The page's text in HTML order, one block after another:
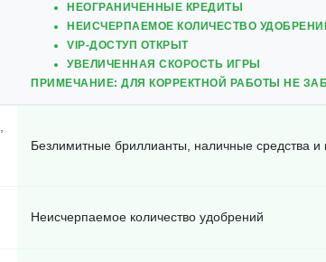
НЕОГРАНИЧЕННЫЕ КРЕДИТЫ
НЕИСЧЕРПАЕМОЕ КОЛИЧЕСТВО
VIP-ДОСТУП ОТКРЫТ
УВЕЛИЧЕННАЯ СКОРОСТЬ ИГРЫ
ПРИМЕЧАНИЕ: ДЛЯ КОРРЕКТНОЙ РАБОТЫ НЕ
Безлимитные бриллианты, наличные средства и
Неисчерпаемое количество удобрений